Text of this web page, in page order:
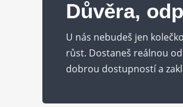
Důvěra,
U nás nebudeš jen
růst. Dostaneš reálnou
dobrou dostupností a